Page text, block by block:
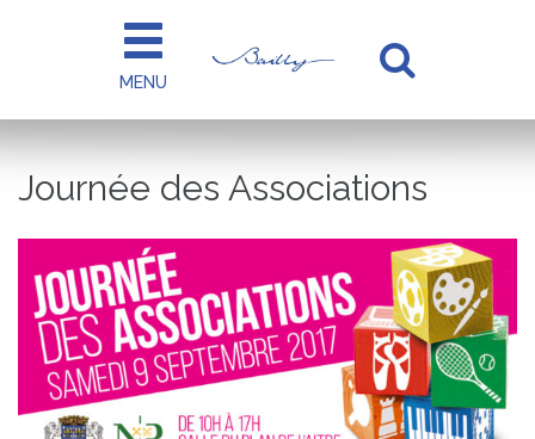
MENU
à
la
Journée des Associations